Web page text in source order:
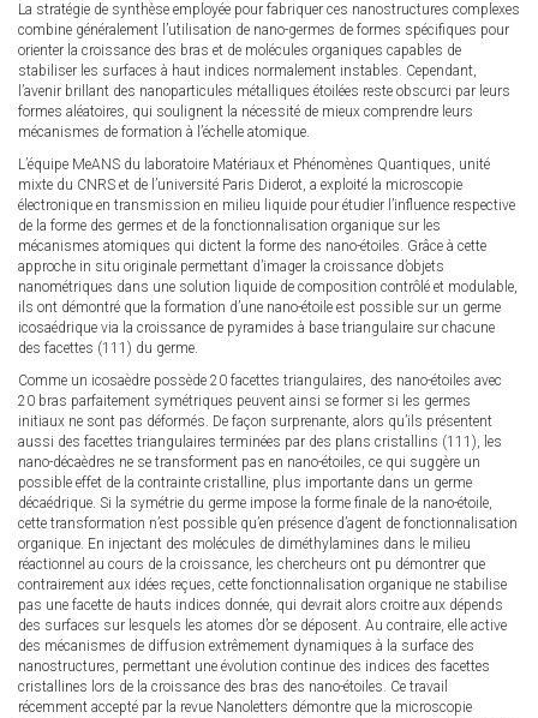
La stratégie de synthèse employée pour fabriquer ces nanostructures complexes
combine généralement l’utilisation de nano-germes de formes spécifiques pour
orienter la croissance des bras et de molécules organiques capables de
stabiliser les surfaces à haut indices normalement instables. Cependant,
l’avenir brillant des nanoparticules métalliques étoilées reste obscurci par leurs
formes aléatoires, qui soulignent la nécessité de mieux comprendre leurs
mécanismes de formation à l’échelle atomique.
L’équipe MeANS du laboratoire Matériaux et Phénomènes Quantiques, unité
mixte du CNRS et de l’université Paris Diderot, a exploité la microscopie
électronique en transmission en milieu liquide pour étudier l’influence respective
de la forme des germes et de la fonctionnalisation organique sur les
mécanismes atomiques qui dictent la forme des nano-étoiles. Grâce à cette
approche in situ originale permettant d’imager la croissance d’objets
nanométriques dans une solution liquide de composition contrôlé et modulable,
ils ont démontré que la formation d’une nano-étoile est possible sur un germe
icosaédrique via la croissance de pyramides à base triangulaire sur chacune
des facettes (111) du germe.
Comme un icosaèdre possède 20 facettes triangulaires, des nano-étoiles avec
20 bras parfaitement symétriques peuvent ainsi se former si les germes
initiaux ne sont pas déformés. De façon surprenante, alors qu’ils présentent
aussi des facettes triangulaires terminées par des plans cristallins (111), les
nano-décaèdres ne se transforment pas en nano-étoiles, ce qui suggère un
possible effet de la contrainte cristalline, plus importante dans un germe
décaédrique. Si la symétrie du germe impose la forme finale de la nano-étoile,
cette transformation n’est possible qu’en présence d’agent de fonctionnalisation
organique. En injectant des molécules de diméthylamines dans le milieu
réactionnel au cours de la croissance, les chercheurs ont pu démontrer que
contrairement aux idées reçues, cette fonctionnalisation organique ne stabilise
pas une facette de hauts indices donnée, qui devrait alors croitre aux dépends
des surfaces sur lesquels les atomes d’or se déposent. Au contraire, elle active
des mécanismes de diffusion extrêmement dynamiques à la surface des
nanostructures, permettant une évolution continue des indices des facettes
cristallines lors de la croissance des bras des nano-étoiles. Ce travail
récemment accepté par la revue Nanoletters démontre que la microscopie